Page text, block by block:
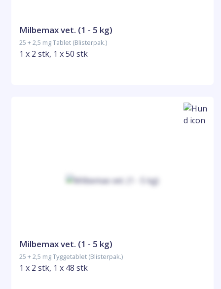
Milbemax vet. (1 - 5 kg)
25 + 2,5 mg Tablet (Blisterpak.)
1 x 2 stk, 1 x 50 stk
Milbemax vet. (1 - 5 kg)
25 + 2,5 mg Tyggetablet (Blisterpak.)
1 x 2 stk, 1 x 48 stk